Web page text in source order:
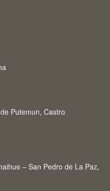
Putemun, Castro
– San Pedro de La Paz,